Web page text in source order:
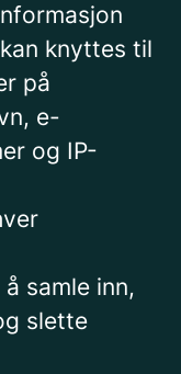
knyttes til
på
e-
og IP-
samle inn,
slette